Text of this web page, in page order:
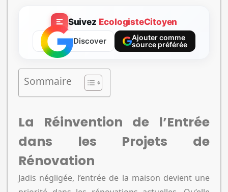
Suivez EcologisteCitoyen
Discover
Ajouter comme
source préférée
Sommaire
La Réinvention de l’Entrée
dans les Projets de
Rénovation
Jadis négligée, l’entrée de la maison devient une